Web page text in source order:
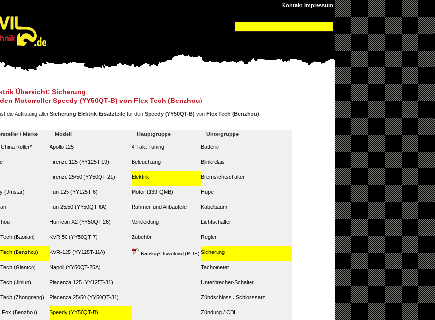
Impressum
Kontakt
Übersicht: Sicherung
Motorroller Speedy (YY50QT-B) von Flex Tech (Benzhou)
die Auflistung aller Sicherung Elektrik-Ersatzteile für den Speedy (YY50QT-B) von Flex Tech (Benzhou):
/ Marke Modell Hauptgruppe Untergruppe
China Roller*
(Jmstar)
(Baotian)
(Benzhou)
(Giantco)
(Jinlun)
(Zhongneng)
Fox (Benzhou)
Apollo 125
Firenze 125 (YY125T-19)
Firenze 25/50 (YY50QT-21)
Fun 125 (YY125T-6)
Fun 25/50 (YY50QT-6A)
Hurrican X2 (YY50QT-26)
KVR 50 (YY50QT-7)
KVR-125 (YY125T-11A)
Napoli (YY50QT-25A)
Piacenza 125 (YY125T-31)
Piacenza 25/50 (YY50QT-31)
Speedy (YY50QT-B)
4-Takt Tuning
Beleuchtung
Elektrik
Motor (139-QMB)
Rahmen und Anbauteile
Verkleidung
Zubehör
Katalog-Download (PDF)
Batterie
Blinkrelais
Bremslichtschalter
Hupe
Kabelbaum
Lichtschalter
Regler
Sicherung
Tachometer
Unterbrecher-Schalter
Zündschloss / Schlosssatz
Zündung / CDI